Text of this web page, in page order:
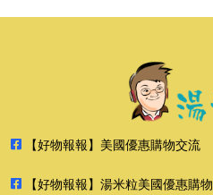
【好物報報】美國優惠購物交流
【好物報報】湯米粒美國優惠購物